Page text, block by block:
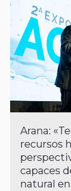
Arana:
recursos
capaces
natural